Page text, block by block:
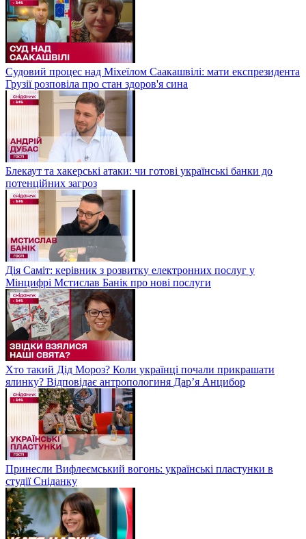
Судовий процес над Міхеїлом Саакашвілі: мати експрезидента
Грузії розповіла про стан здоров'я сина
Блекаут та хакерські атаки: чи готові українські банки до
потенційних загроз
Дія Саміт: керівник з розвитку електронних послуг у
Мінцифрі Мстислав Банік про нові послуги
Хто такий Дід Мороз? Коли українці почали прикрашати
ялинку? Відповідає антропологиня Дарʼя Анцибор
Принесли Вифлеємський вогонь: українські пластунки в
студії Сніданку